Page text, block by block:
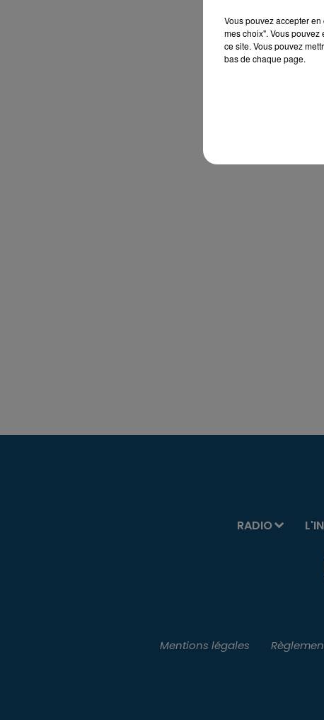
RADIO
Mentions légales
Vous pouvez accepter
mes choix". Vous
ce site. Vous pouvez
bas de chaque page.